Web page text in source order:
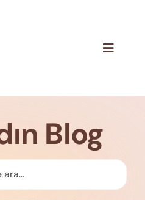
Toggle
İletişim
Blog